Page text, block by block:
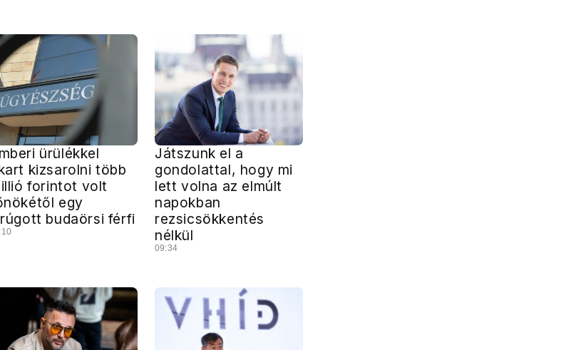
ürülékkel
kizsarolni több
forintot volt
egy
budaörsi férfi
Játszunk el a
gondolattal, hogy mi
lett volna az elmúlt
napokban
rezsicsökkentés
nélkül
09:34